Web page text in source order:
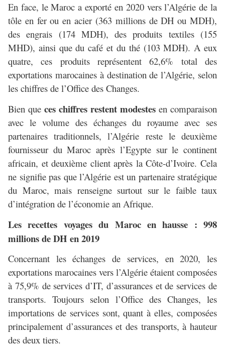
En face, le Maroc a exporté en 2020 vers l’Algérie de la
tôle en fer ou en acier (363 millions de DH ou MDH),
des engrais (174 MDH), des produits textiles (155
MHD), ainsi que du café et du thé (103 MDH). A eux
quatre, ces produits représentent 62,6% total des
exportations marocaines à destination de l’Algérie, selon
les chiffres de l’Office des Changes.
Bien que ces chiffres restent modestes en comparaison
avec le volume des échanges du royaume avec ses
partenaires traditionnels, l’Algérie reste le deuxième
fournisseur du Maroc après l’Egypte sur le continent
africain, et deuxième client après la Côte-d’Ivoire. Cela
ne signifie pas que l’Algérie est un partenaire stratégique
du Maroc, mais renseigne surtout sur le faible taux
d’intégration de l’économie an Afrique.
Les recettes voyages du Maroc en hausse : 998
millions de DH en 2019
Concernant les échanges de services, en 2020, les
exportations marocaines vers l’Algérie étaient composées
à 75,9% de services d’IT, d’assurances et de services de
transports. Toujours selon l’Office des Changes, les
importations de services sont, quant à elles, composées
principalement d’assurances et des transports, à hauteur
des deux tiers.